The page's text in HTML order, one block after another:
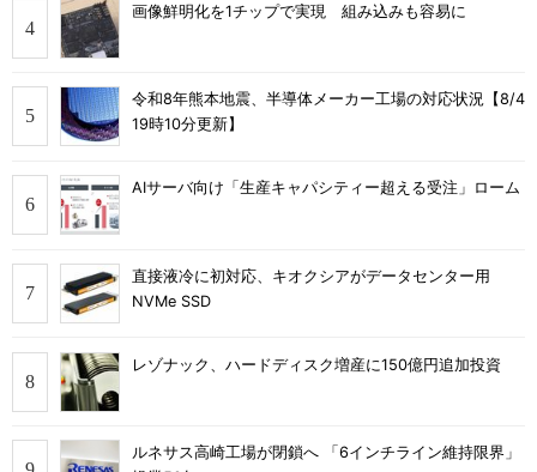
画像鮮明化を1チップで実現 組み込みも容易に
令和8年熊本地震、半導体メーカー工場の対応状況【8/4
19時10分更新】
AIサーバ向け「生産キャパシティー超える受注」ローム
直接液冷に初対応、キオクシアがデータセンター用
NVMe SSD
レゾナック、ハードディスク増産に150億円追加投資
ルネサス高崎工場が閉鎖へ 「6インチライン維持限界」